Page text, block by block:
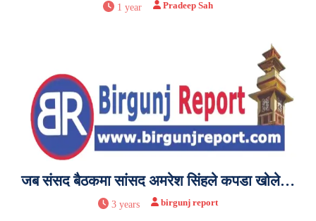
1 year Pradeep Sah
जब संसद बैठकमा सांसद अमरेश सिंहले कपडा खोले…
3 years birgunj report